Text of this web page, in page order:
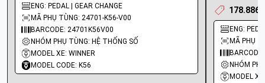
ENG: PEDAL | GEAR CHANGE
MÃ PHỤ TÙNG: 24701-K56-V00
BARCODE: 24701K56V00
NHÓM PHỤ TÙNG: HỆ THỐNG SỐ
MODEL XE: WINNER
MODEL CODE: K56
178.886
ENG:
MÃ PHỤ
NHÓM
MODEL